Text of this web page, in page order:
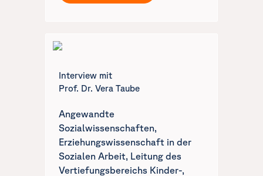
Interview mit
Prof. Dr. Vera Taube
Angewandte
Sozialwissenschaften,
Erziehungswissenschaft in der
Sozialen Arbeit, Leitung des
Vertiefungsbereichs Kinder-,